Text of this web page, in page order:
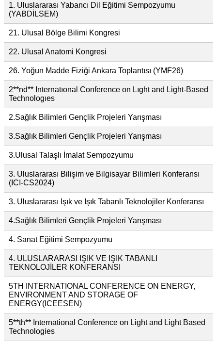
1. Uluslararası Yabancı Dil Eğitimi Sempozyumu
(YABDİLSEM)
21. Ulusal Bölge Bilimi Kongresi
22. Ulusal Anatomi Kongresi
26. Yoğun Madde Fiziği Ankara Toplantısı (YMF26)
2**nd** Internatıonal Conference on Lıght and Light-Based
Technologıes
2.Sağlık Bilimleri Gençlik Projeleri Yarışması
3.Sağlık Bilimleri Gençlik Projeleri Yarışması
3.Ulusal Talaşlı İmalat Sempozyumu
3. Uluslararası Bilişim ve Bilgisayar Bilimleri Konferansı
(ICI-CS2024)
3. Uluslararası Işık ve Işık Tabanlı Teknolojiler Konferansı
4.Sağlık Bilimleri Gençlik Projeleri Yarışması
4. Sanat Eğitimi Sempozyumu
4. ULUSLARARASI IŞIK VE IŞIK TABANLI
TEKNOLOJİLER KONFERANSI
5TH INTERNATIONAL CONFERENCE ON ENERGY,
ENVIRONMENT AND STORAGE OF
ENERGY(ICEESEN)
5**th** International Conference on Light and Light Based
Technologies